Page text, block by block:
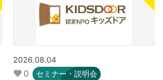
2026.08.04
0 セミナー・説明会